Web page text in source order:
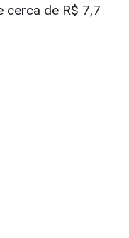
cerca de R$ 7,7